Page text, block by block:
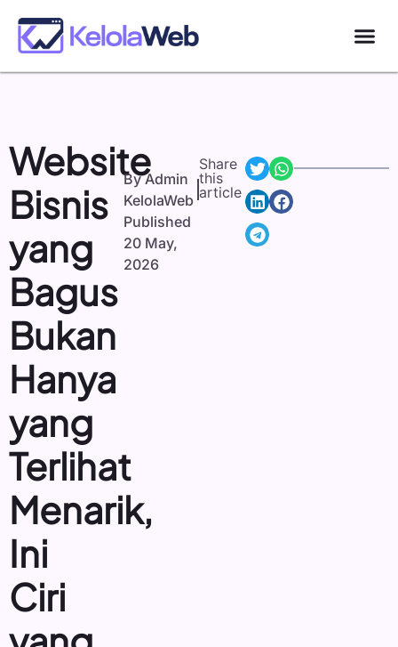
Website
Bisnis
yang
Bagus
Bukan
Hanya
yang
Terlihat
Menarik,
Ini
Ciri
ByAdmin
KelolaWeb
Published
20 May,
2026
Share
this
article